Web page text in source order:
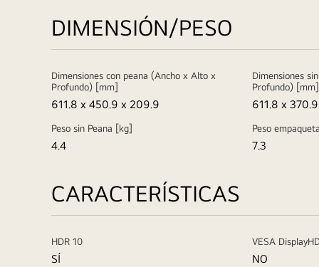
DIMENSIÓN/PESO
Dimensiones con peana (Ancho x Alto x
Profundo) [mm]
611.8 x 450.9 x 209.9
Dimensiones
Profundo) [mm]
611.8 x
Peso sin Peana [kg]
4.4
Peso
7.3
CARACTERÍSTICAS
HDR 10
SÍ
VESA
NO